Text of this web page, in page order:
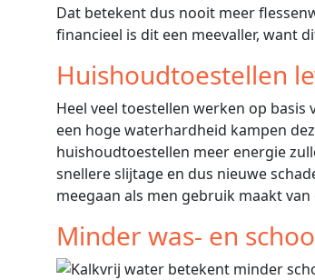
Dat betekent dus nooit meer
financieel is dit een meevaller, want
Huishoudtoestellen
Heel veel toestellen werken op basis
een hoge waterhardheid kampen
huishoudtoestellen meer energie
snellere slijtage en dus nieuwe
meegaan als men gebruik maakt
Minder was- en